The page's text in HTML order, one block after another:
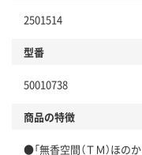
2501514
型番
50010738
商品の特徴
●「無香空間（ＴＭ）ほの